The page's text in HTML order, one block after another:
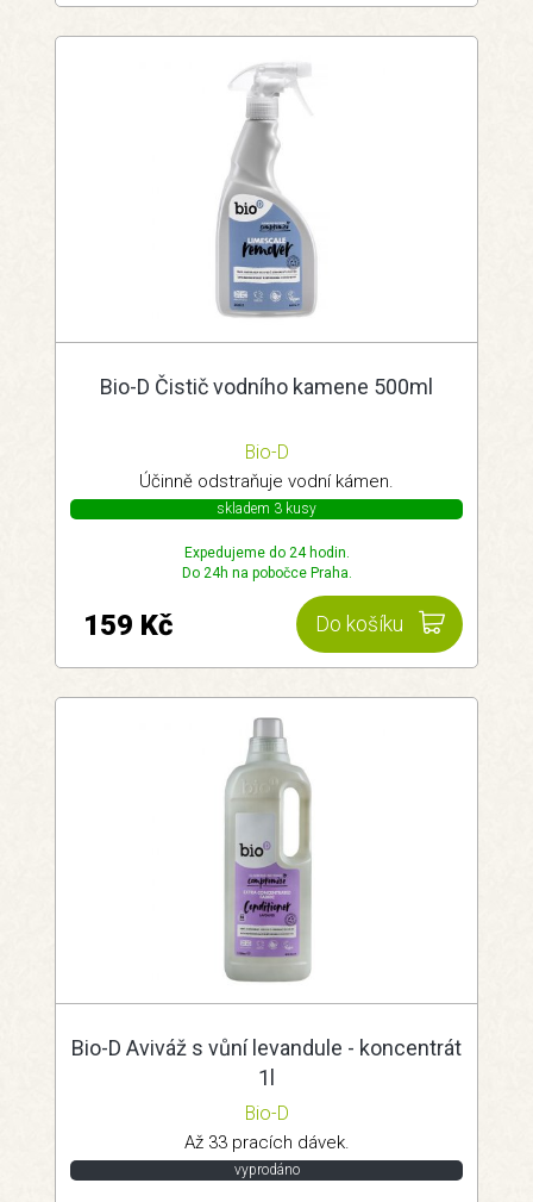
Bio-D Čistič vodního kamene 500ml
Bio-D
Účinně odstraňuje vodní kámen.
skladem 3 kusy
Expedujeme do 24 hodin.
Do 24h na pobočce Praha.
Do košíku
159 Kč
Bio-D Aviváž s vůní levandule - koncentrát
1l
Bio-D
Až 33 pracích dávek.
vyprodáno